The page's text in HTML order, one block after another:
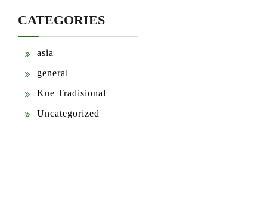
CATEGORIES
asia
general
Kue Tradisional
Uncategorized